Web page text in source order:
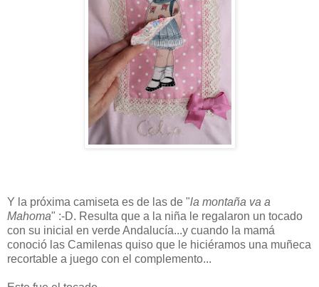
Y la próxima camiseta es de las de "la montaña va a
Mahoma" :-D. Resulta que a la niña le regalaron un tocado
con su inicial en verde Andalucía...y cuando la mamá
conoció las Camilenas quiso que le hiciéramos una muñeca
recortable a juego con el complemento...